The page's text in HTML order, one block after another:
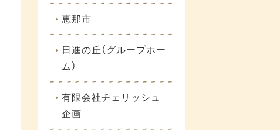
恵那市
日進の丘（グループホー
ム）
有限会社チェリッシュ
企画